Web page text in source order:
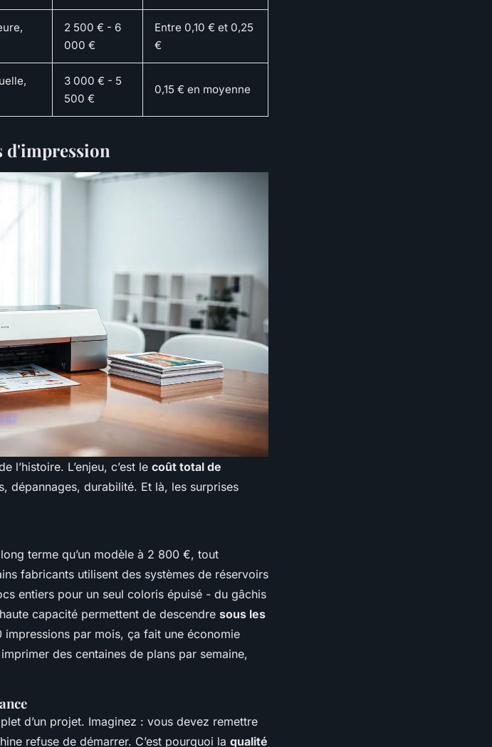
2 500 € - 6
000 €
Entre 0,10 € et 0,25
€
3 000 € - 5
500 €
0,15 € en moyenne
d'impression
l’histoire. L’enjeu, c’est le coût total de
dépannages, durabilité. Et là, les surprises
terme qu’un modèle à 2 800 €, tout
fabricants utilisent des systèmes de réservoirs
entiers pour un seul coloris épuisé - du gâchis
capacité permettent de descendre sous les
impressions par mois, ça fait une économie
des centaines de plans par semaine,
d’un projet. Imaginez : vous devez remettre
refuse de démarrer. C’est pourquoi la qualité